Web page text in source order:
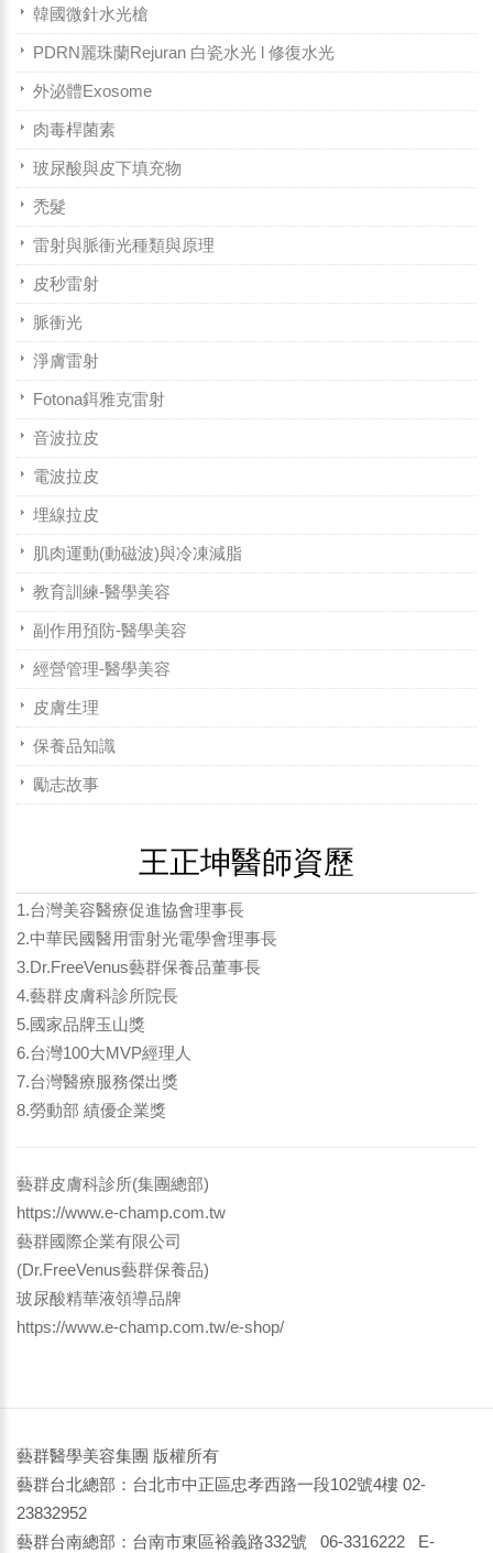
韓國微針水光槍
PDRN麗珠蘭Rejuran 白瓷水光 l 修復水光
外泌體Exosome
肉毒桿菌素
玻尿酸與皮下填充物
禿髮
雷射與脈衝光種類與原理
皮秒雷射
脈衝光
淨膚雷射
Fotona鉺雅克雷射
音波拉皮
電波拉皮
埋線拉皮
肌肉運動(動磁波)與冷凍減脂
教育訓練-醫學美容
副作用預防-醫學美容
經營管理-醫學美容
皮膚生理
保養品知識
勵志故事
王正坤醫師資歷
1.台灣美容醫療促進協會理事長
2.中華民國醫用雷射光電學會理事長
3.Dr.FreeVenus藝群保養品董事長
4.藝群皮膚科診所院長
5.國家品牌玉山獎
6.台灣100大MVP經理人
7.台灣醫療服務傑出獎
8.勞動部 績優企業獎
藝群皮膚科診所(集團總部)
https://www.e-champ.com.tw
藝群國際企業有限公司
(Dr.FreeVenus藝群保養品)
玻尿酸精華液領導品牌
https://www.e-champ.com.tw/e-shop/
藝群醫學美容集團 版權所有
藝群台北總部：台北市中正區忠孝西路一段102號4樓 02-
23832952
藝群台南總部：台南市東區裕義路332號 06-3316222 E-